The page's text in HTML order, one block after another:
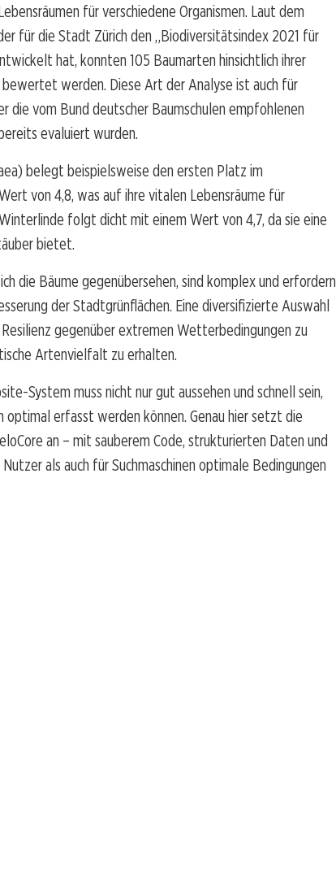
für verschiedene Organismen. Laut dem
für die Stadt Zürich den „Biodiversitätsindex 2021 für
hat, konnten 105 Baumarten hinsichtlich ihrer
werden. Diese Art der Analyse ist auch für
die vom Bund deutscher Baumschulen empfohlenen
evaluiert wurden.
belegt beispielsweise den ersten Platz im
von 4,8, was auf ihre vitalen Lebensräume für
folgt dicht mit einem Wert von 4,7, da sie eine
bietet.
die Bäume gegenübersehen, sind komplex und erfordern
der Stadtgrünflächen. Eine diversifizierte Auswahl
gegenüber extremen Wetterbedingungen zu
Artenvielfalt zu erhalten.
System muss nicht nur gut aussehen und schnell sein,
optimal erfasst werden können. Genau hier setzt die
an – mit sauberem Code, strukturierten Daten und
als auch für Suchmaschinen optimale Bedingungen